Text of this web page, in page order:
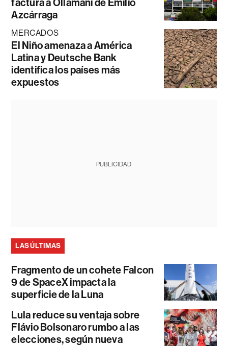
Azcárraga
MERCADOS
El Niño amenaza a América
Latina y Deutsche Bank
identifica los países más
expuestos
PUBLICIDAD
LAS ÚLTIMAS
Fragmento de un cohete Falcon
9 de SpaceX impacta la
superficie de la Luna
Lula reduce su ventaja sobre
Flávio Bolsonaro rumbo a las
elecciones, según nueva